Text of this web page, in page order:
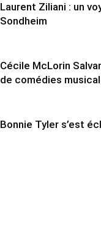
Laurent Ziliani : un
Sondheim
Cécile McLorin
de comédies
Bonnie Tyler s’est